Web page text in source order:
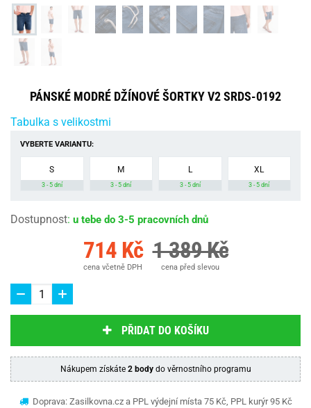
PÁNSKÉ MODRÉ DŽÍNOVÉ ŠORTKY V2 SRDS-0192
Tabulka s velikostmi
VYBERTE VARIANTU:
S
3 - 5 dní
M
3 - 5 dní
L
3 - 5 dní
XL
3 - 5 dní
Dostupnost: u tebe do 3-5 pracovních dnů
714 Kč
cena včetně DPH
1 389 Kč
cena před slevou
PŘIDAT DO KOŠÍKU
Nákupem získáte 2 bodydo věrnostního programu
Doprava: Zasilkovna.cz a PPL výdejní místa 75 Kč, PPL kurýr 95 Kč